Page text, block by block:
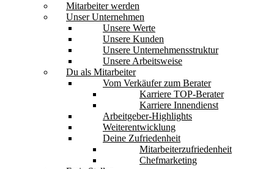
Mitarbeiter werden
Unser Unternehmen
Unsere Werte
Unsere Kunden
Unsere Unternehmensstruktur
Unsere Arbeitsweise
Du als Mitarbeiter
Vom Verkäufer zum Berater
Karriere TOP-Berater
Karriere Innendienst
Arbeitgeber-Highlights
Weiterentwicklung
Deine Zufriedenheit
Mitarbeiterzufriedenheit
Chefmarketing